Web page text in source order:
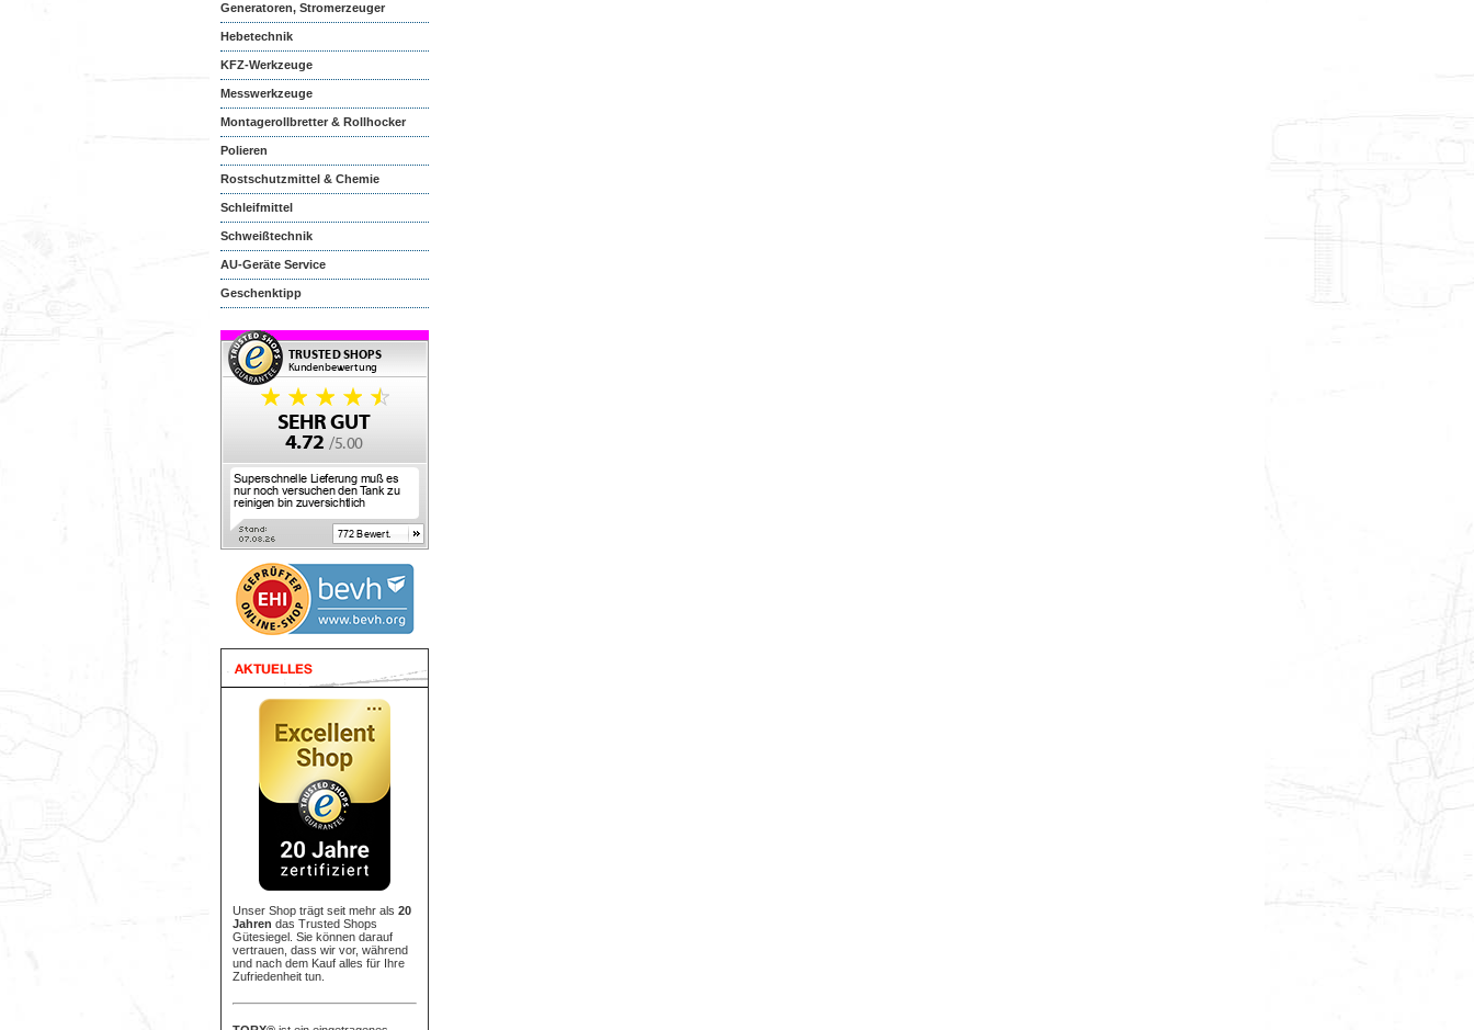
Generatoren, Stromerzeuger
Hebetechnik
KFZ-Werkzeuge
Messwerkzeuge
Montagerollbretter & Rollhocker
Polieren
Rostschutzmittel & Chemie
Schleifmittel
Schweißtechnik
AU-Geräte Service
Geschenktipp
Unser Shop trägt seit mehr als 20
Jahren das Trusted Shops
Gütesiegel. Sie können darauf
vertrauen, dass wir vor, während
und nach dem Kauf alles für Ihre
Zufriedenheit tun.